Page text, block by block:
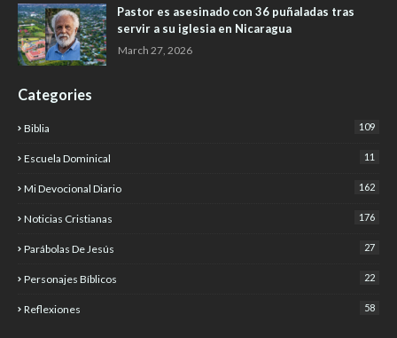
Pastor es asesinado con 36 puñaladas tras
servir a su iglesia en Nicaragua
March 27, 2026
Categories
Biblia 109
Escuela Dominical 11
Mi Devocional Diario 162
Noticias Cristianas 176
Parábolas De Jesús 27
Personajes Bíblicos 22
Reflexiones 58